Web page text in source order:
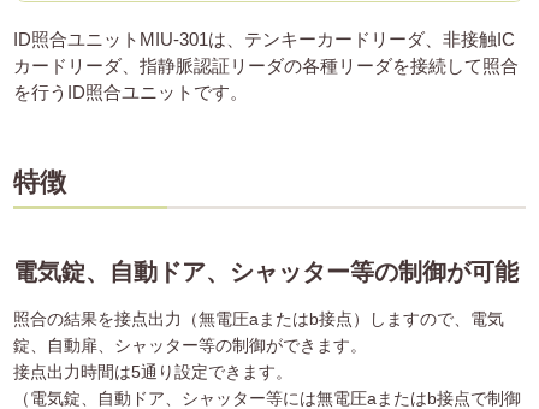
ID照合ユニットMIU-301は、テンキーカードリーダ、非接触IC
カードリーダ、指静脈認証リーダの各種リーダを接続して照合
を行うID照合ユニットです。
特徴
電気錠、自動ドア、シャッター等の制御が可能
照合の結果を接点出力（無電圧aまたはb接点）しますので、電気
錠、自動扉、シャッター等の制御ができます。
接点出力時間は5通り設定できます。
（電気錠、自動ドア、シャッター等には無電圧aまたはb接点で制御